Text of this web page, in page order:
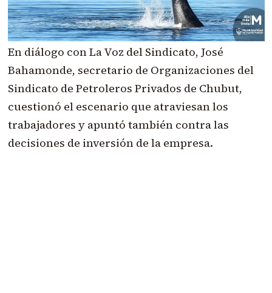
En diálogo con La Voz del Sindicato, José
Bahamonde, secretario de Organizaciones del
Sindicato de Petroleros Privados de Chubut,
cuestionó el escenario que atraviesan los
trabajadores y apuntó también contra las
decisiones de inversión de la empresa.